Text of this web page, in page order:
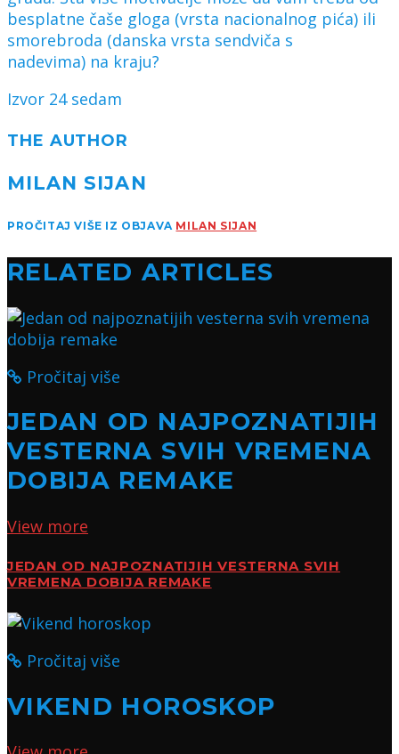
besplatne čaše gloga (vrsta nacionalnog pića) ili
smorebroda (danska vrsta sendviča s
nadevima) na kraju?
Izvor 24 sedam
THE AUTHOR
MILAN SIJAN
PROČITAJ VIŠE IZ OBJAVA MILAN SIJAN
RELATED ARTICLES
Pročitaj više
JEDAN OD NAJPOZNATIJIH
VESTERNA SVIH VREMENA
DOBIJA REMAKE
View more
JEDAN OD NAJPOZNATIJIH VESTERNA SVIH
VREMENA DOBIJA REMAKE
Pročitaj više
VIKEND HOROSKOP